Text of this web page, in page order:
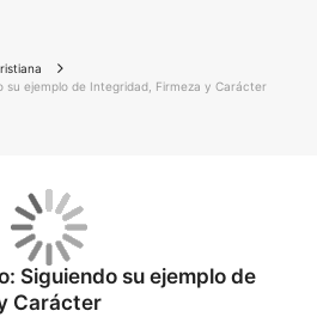
su ejemplo de Integridad, Firmeza y Carácter
Siguiendo su ejemplo de
Carácter